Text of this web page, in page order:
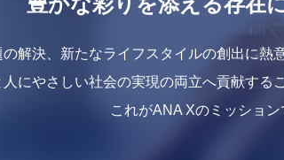
解決、新たなライフスタイルの創出に熱
にやさしい社会の実現の両立へ貢献する
これがANA Xのミッション